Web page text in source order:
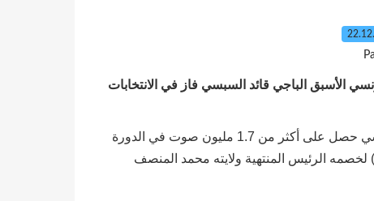
الأسبق الباجي قائد السبسي فاز في الانتخابات
وأعلن رئيس الهيئة شفيق صرصار للصحافيين أن قائد السبسي حصل على أكثر من 1.7 مليون صوت في الدورة
(44.32 بالمائة من الأصوات) لخصمه الرئيس المنتهية ولايته محمد المنصف